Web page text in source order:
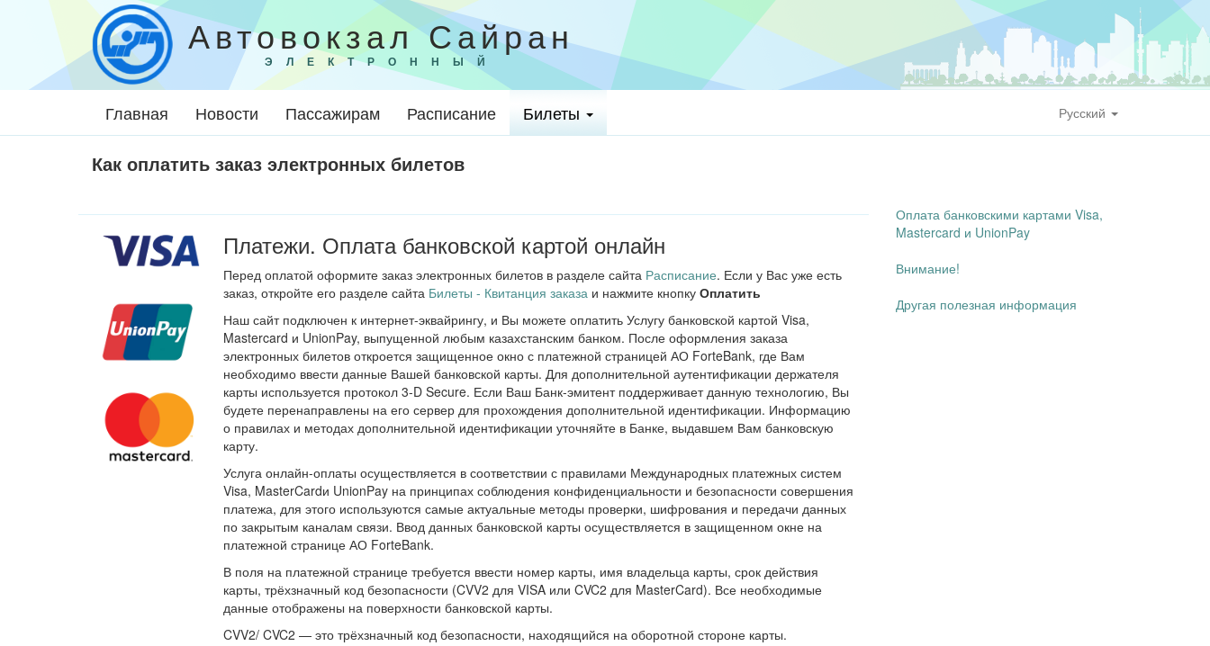
Автовокзал Сайран
ЭЛЕКТРОННЫЙ
Главная Новости Пассажирам Расписание Билеты Русский
Как оплатить заказ электронных билетов
Платежи. Оплата банковской картой онлайн
Перед оплатой оформите заказ электронных билетов в разделе сайта Расписание. Если у Вас уже есть
заказ, откройте его разделе сайта Билеты - Квитанция заказа и нажмите кнопкуОплатить
Наш сайт подключен к интернет-эквайрингу, и Вы можете оплатить Услугу банковской картой Visa,
Mastercard и UnionPay, выпущенной любым казахстанским банком. После оформления заказа
электронных билетов откроется защищенное окно с платежной страницей АО ForteBank, где Вам
необходимо ввести данные Вашей банковской карты. Для дополнительной аутентификации держателя
карты используется протокол 3-D Secure. Если Ваш Банк-эмитент поддерживает данную технологию, Вы
будете перенаправлены на его сервер для прохождения дополнительной идентификации. Информацию
о правилах и методах дополнительной идентификации уточняйте в Банке, выдавшем Вам банковскую
карту.
Услуга онлайн-оплаты осуществляется в соответствии с правилами Международных платежных систем
Visa, MasterCardи UnionPay на принципах соблюдения конфиденциальности и безопасности совершения
платежа, для этого используются самые актуальные методы проверки, шифрования и передачи данных
по закрытым каналам связи. Ввод данных банковской карты осуществляется в защищенном окне на
платежной странице АО ForteBank.
В поля на платежной странице требуется ввести номер карты, имя владельца карты, срок действия
карты, трёхзначный код безопасности (CVV2 для VISA или CVC2 для MasterCard). Все необходимые
данные отображены на поверхности банковской карты.
CVV2/ CVC2 — это трёхзначный код безопасности, находящийся на оборотной стороне карты.
Оплата банковскими картами Visa,
Mastercard и UnionPay
Внимание!
Другая полезная информация